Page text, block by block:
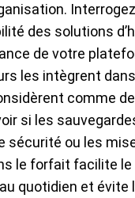
des solutions
de votre
les intègrent
comme
si les
sécurité ou les
le forfait facilite le
quotidien et évite